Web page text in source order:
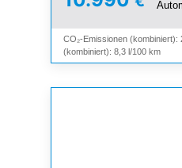
CO₂-Emissionen
(kombiniert): 8,3 l/100 km